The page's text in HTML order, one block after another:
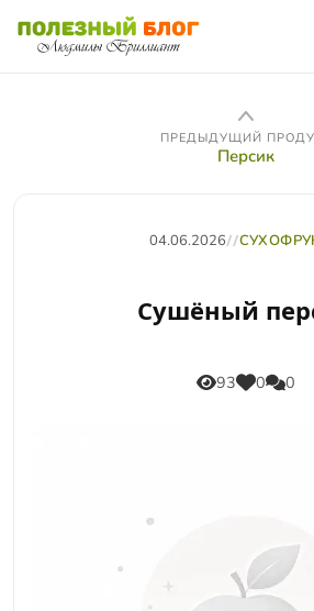
ПРЕДЫДУЩИЙ
Персик
04.06.2026//
Сушёный
93 0 0